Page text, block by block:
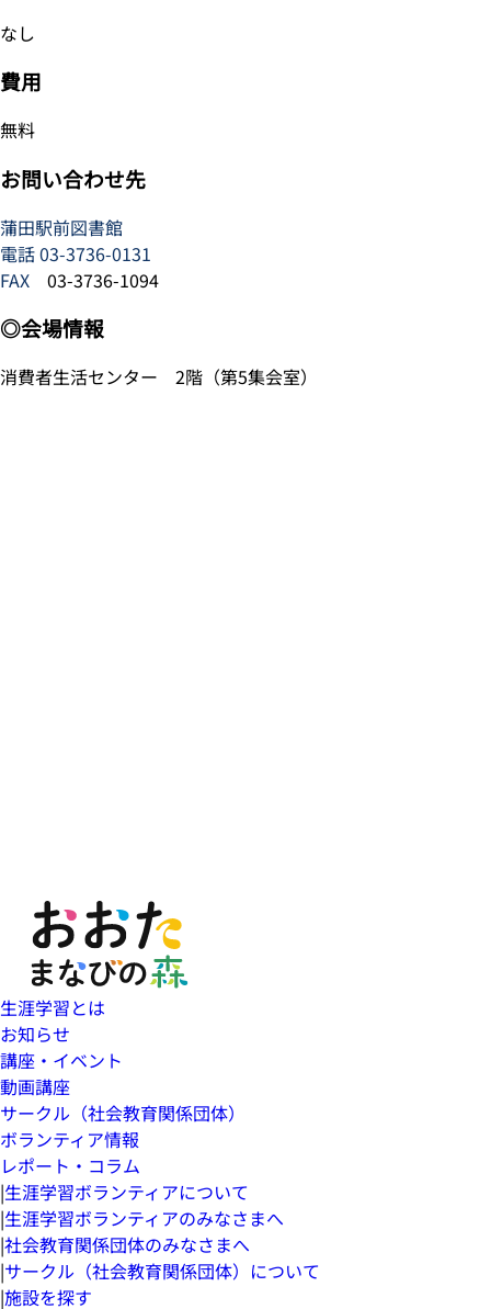
なし
費用
無料
お問い合わせ先
蒲田駅前図書館
電話03-3736-0131
FAX 03-3736-1094
◎会場情報
消費者生活センター 2階（第5集会室）
生涯学習とは
お知らせ
講座・イベント
動画講座
サークル（社会教育関係団体）
ボランティア情報
レポート・コラム
|生涯学習ボランティアについて
|生涯学習ボランティアのみなさまへ
|社会教育関係団体のみなさまへ
|サークル（社会教育関係団体）について
|施設を探す